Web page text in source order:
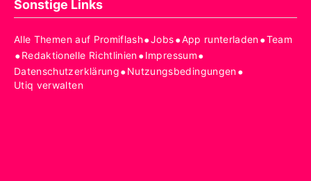
Sonstige Links
Alle Themen auf Promiflash•Jobs•App runterladen•Team
•Redaktionelle Richtlinien•Impressum•
Datenschutzerklärung•Nutzungsbedingungen•
Utiq verwalten